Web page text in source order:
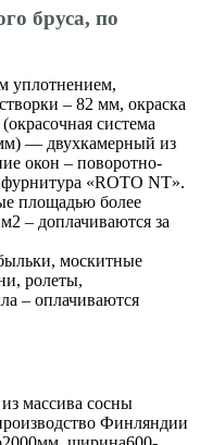
бруса, по
уплотнением,
– 82 мм, окраска
система
— двухкамерный из
окон – поворотно-
«ROTO NT».
площадью более
– доплачиваются за
москитные
ролеты,
– оплачиваются
массива сосны
Финляндии